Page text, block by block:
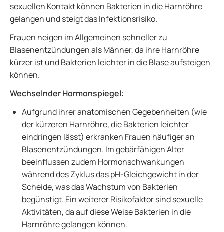
sexuellen Kontakt können Bakterien in die Harnröhre
gelangen und steigt das Infektionsrisiko.
Frauen neigen im Allgemeinen schneller zu
Blasenentzündungen als Männer, da ihre Harnröhre
kürzer ist und Bakterien leichter in die Blase aufsteigen
können.
Wechselnder Hormonspiegel:
Aufgrund ihrer anatomischen Gegebenheiten (wie
der kürzeren Harnröhre, die Bakterien leichter
eindringen lässt) erkranken Frauen häufiger an
Blasenentzündungen. Im gebärfähigen Alter
beeinflussen zudem Hormonschwankungen
während des Zyklus das pH-Gleichgewicht in der
Scheide, was das Wachstum von Bakterien
begünstigt. Ein weiterer Risikofaktor sind sexuelle
Aktivitäten, da auf diese Weise Bakterien in die
Harnröhre gelangen können.